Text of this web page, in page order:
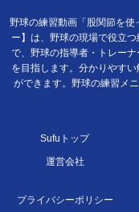
野球の練習動画「股関節を
ー】は、野球の現場で役立
で、野球の指導者・トレー
を目指します。分かりやす
ができます。野球の練習メ
Sufuトップ
運営会社
プライバシーポリシー